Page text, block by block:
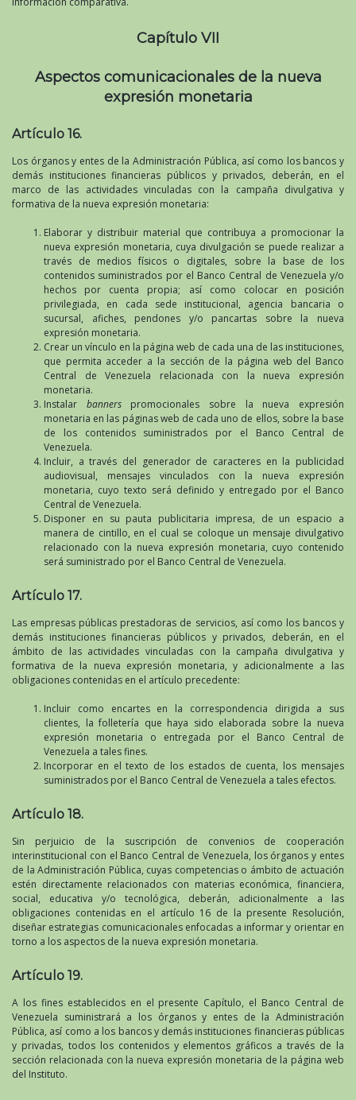
Capítulo VII
Aspectos comunicacionales de la nueva
expresión monetaria
Artículo 16.
Los órganos y entes de la Administración Pública, así como los bancos y
demás instituciones financieras públicos y privados, deberán, en el
marco de las actividades vinculadas con la campaña divulgativa y
formativa de la nueva expresión monetaria:
Elaborar y distribuir material que contribuya a promocionar la
nueva expresión monetaria, cuya divulgación se puede realizar a
través de medios físicos o digitales, sobre la base de los
contenidos suministrados por el Banco Central de Venezuela y/o
hechos por cuenta propia; así como colocar en posición
privilegiada, en cada sede institucional, agencia bancaria o
sucursal, afiches, pendones y/o pancartas sobre la nueva
expresión monetaria.
Crear un vínculo en la página web de cada una de las instituciones,
que permita acceder a la sección de la página web del Banco
Central de Venezuela relacionada con la nueva expresión
monetaria.
Instalar bannerspromocionales sobre la nueva expresión
monetaria en las páginas web de cada uno de ellos, sobre la base
de los contenidos suministrados por el Banco Central de
Venezuela.
Incluir, a través del generador de caracteres en la publicidad
audiovisual, mensajes vinculados con la nueva expresión
monetaria, cuyo texto será definido y entregado por el Banco
Central de Venezuela.
Disponer en su pauta publicitaria impresa, de un espacio a
manera de cintillo, en el cual se coloque un mensaje divulgativo
relacionado con la nueva expresión monetaria, cuyo contenido
será suministrado por el Banco Central de Venezuela.
Artículo 17.
Las empresas públicas prestadoras de servicios, así como los bancos y
demás instituciones financieras públicos y privados, deberán, en el
ámbito de las actividades vinculadas con la campaña divulgativa y
formativa de la nueva expresión monetaria, y adicionalmente a las
obligaciones contenidas en el artículo precedente:
Incluir como encartes en la correspondencia dirigida a sus
clientes, la folletería que haya sido elaborada sobre la nueva
expresión monetaria o entregada por el Banco Central de
Venezuela a tales fines.
Incorporar en el texto de los estados de cuenta, los mensajes
suministrados por el Banco Central de Venezuela a tales efectos.
Artículo 18.
Sin perjuicio de la suscripción de convenios de cooperación
interinstitucional con el Banco Central de Venezuela, los órganos y entes
de la Administración Pública, cuyas competencias o ámbito de actuación
estén directamente relacionados con materias económica, financiera,
social, educativa y/o tecnológica, deberán, adicionalmente a las
obligaciones contenidas en el artículo 16 de la presente Resolución,
diseñar estrategias comunicacionales enfocadas a informar y orientar en
torno a los aspectos de la nueva expresión monetaria.
Artículo 19.
A los fines establecidos en el presente Capítulo, el Banco Central de
Venezuela suministrará a los órganos y entes de la Administración
Pública, así como a los bancos y demás instituciones financieras públicas
y privadas, todos los contenidos y elementos gráficos a través de la
sección relacionada con la nueva expresión monetaria de la página web
del Instituto.